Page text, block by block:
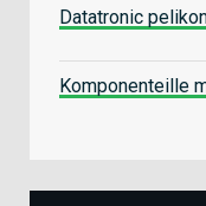
Datatronic
Komponenteille